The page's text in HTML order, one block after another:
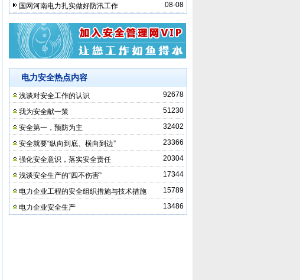
08-08
国网河南电力扎实做好防汛工作
电力安全热点内容
92678
浅谈对安全工作的认识
51230
我为安全献一策
32402
安全第一，预防为主
23366
安全就要“纵向到底、横向到边”
20304
强化安全意识，落实安全责任
17344
浅谈安全生产的“四不伤害”
15789
电力企业工程的安全组织措施与技术措施
13486
电力企业安全生产